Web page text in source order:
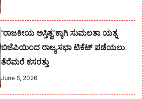
‘ರಾಜಕೀಯ ಅಸ್ತಿತ್ವ’ಕ್ಕಾಗಿ ಸುಮಲತಾ ಯತ್ನ
ಬಿಜೆಪಿಯಿಂದ ರಾಜ್ಯಸಭಾ ಟಿಕೆಟ್ ಪಡೆಯಲು
ತೆರೆಮರೆ ಕಸರತ್ತು
June 6, 2026